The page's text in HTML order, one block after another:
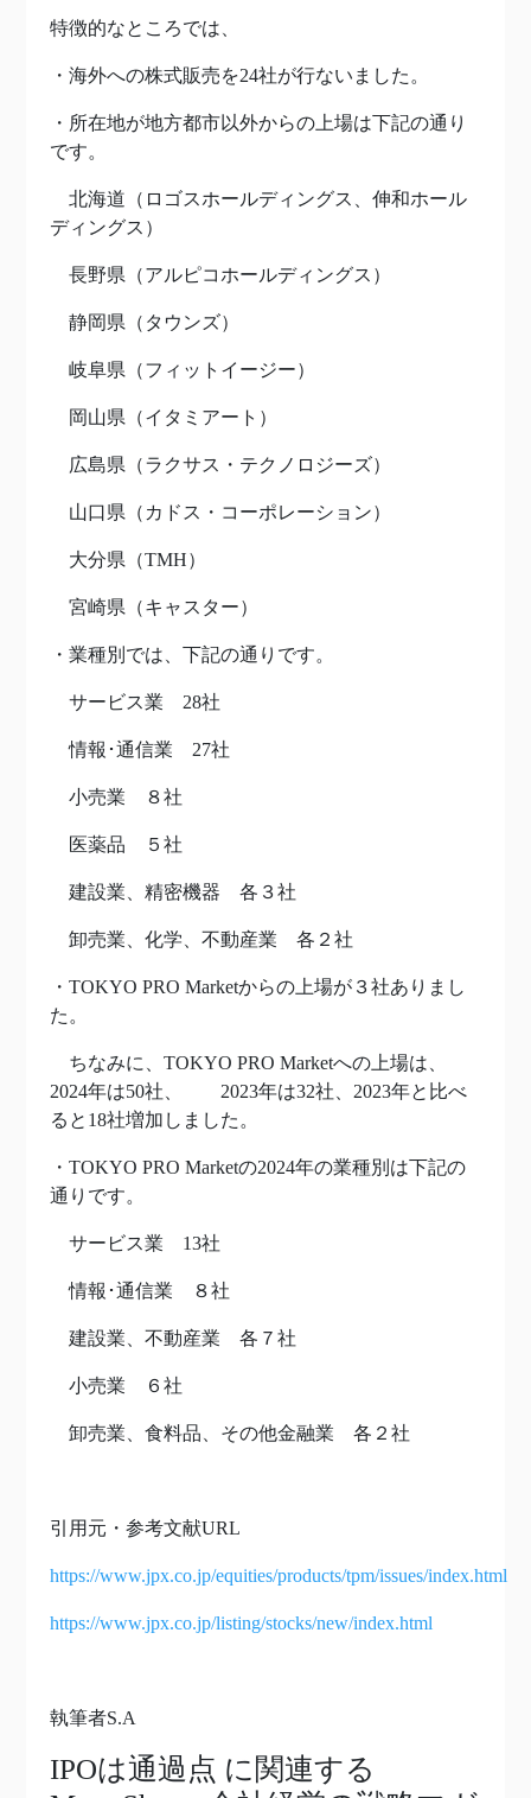
特徴的なところでは、
・海外への株式販売を24社が行ないました。
・所在地が地方都市以外からの上場は下記の通り
です。
北海道（ロゴスホールディングス、伸和ホール
ディングス）
長野県（アルピコホールディングス）
静岡県（タウンズ）
岐阜県（フィットイージー）
岡山県（イタミアート）
広島県（ラクサス・テクノロジーズ）
山口県（カドス・コーポレーション）
大分県（TMH）
宮崎県（キャスター）
・業種別では、下記の通りです。
サービス業 28社
情報･通信業 27社
小売業 ８社
医薬品 ５社
建設業、精密機器 各３社
卸売業、化学、不動産業 各２社
・TOKYO PRO Marketからの上場が３社ありまし
た。
ちなみに、TOKYO PRO Marketへの上場は、
2024年は50社、 2023年は32社、2023年と比べ
ると18社増加しました。
・TOKYO PRO Marketの2024年の業種別は下記の
通りです。
サービス業 13社
情報･通信業 ８社
建設業、不動産業 各７社
小売業 ６社
卸売業、食料品、その他金融業 各２社
引用元・参考文献URL
https://www.jpx.co.jp/equities/products/tpm/issues/index.html
https://www.jpx.co.jp/listing/stocks/new/index.html
執筆者S.A
IPOは通過点 に関連する